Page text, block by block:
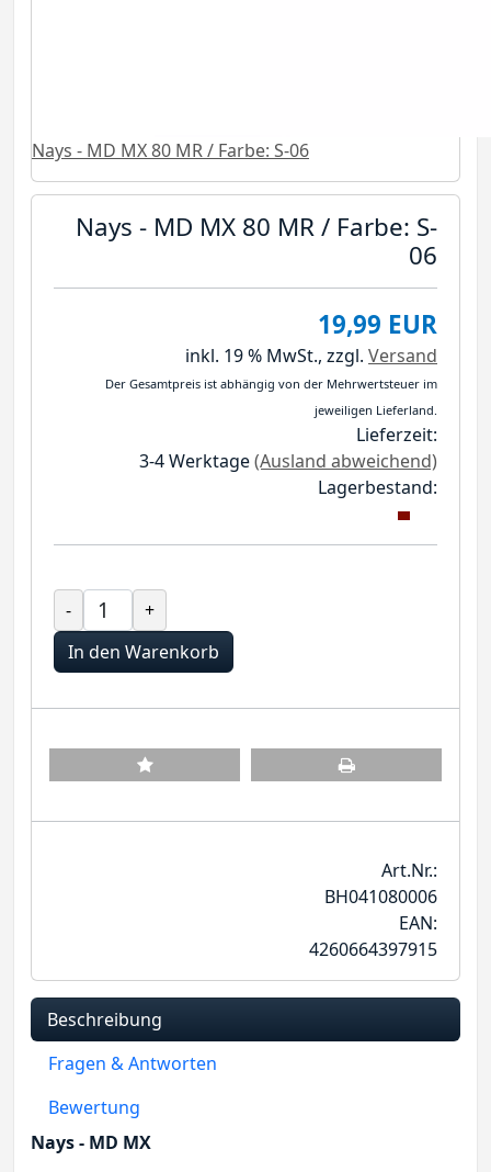
Nays - MD MX 80 MR / Farbe: S-06
Nays - MD MX 80 MR / Farbe: S-
06
19,99 EUR
inkl. 19 % MwSt., zzgl. Versand
Der Gesamtpreis ist abhängig von der Mehrwertsteuer im
jeweiligen Lieferland.
Lieferzeit:
3-4 Werktage(Ausland abweichend)
Lagerbestand:
-
+
In den Warenkorb
Art.Nr.:
BH041080006
EAN:
4260664397915
Beschreibung
Fragen & Antworten
Bewertung
Nays - MD MX